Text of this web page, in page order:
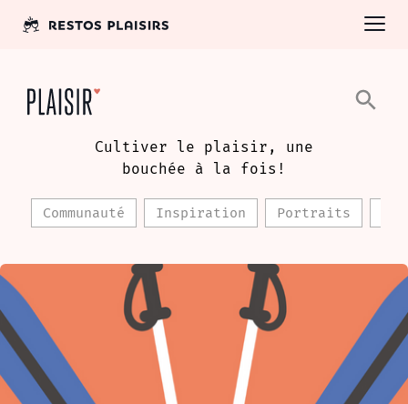
Communauté Inspiration Portraits
Cultiver le plaisir, une
bouchée à la fois!